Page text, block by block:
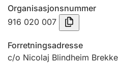
Tinglysing
Organisasjonsnummer
916 020 007
Forretningsadresse
c/o Nicolaj Blindheim Brekke